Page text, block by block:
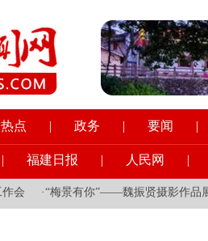
热点 | 政务 | 要闻 |
| 福建日报 | 人民网 |
·“梅景有你”——魏振贤摄影作品展开